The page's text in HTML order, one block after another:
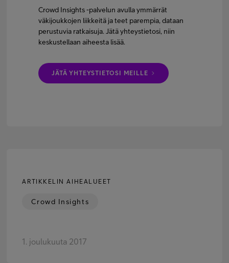
Crowd Insights -palvelun avulla ymmärrät
väkijoukkojen liikkeitä ja teet parempia, dataan
perustuvia ratkaisuja. Jätä yhteystietosi, niin
keskustellaan aiheesta lisää.
JÄTÄ YHTEYSTIETOSI MEILLE
ARTIKKELIN AIHEALUEET
Crowd Insights
1. joulukuuta 2017